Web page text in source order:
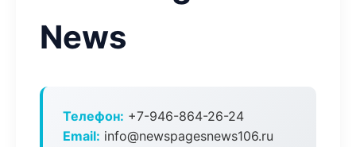
News
Телефон: +7-946-864-26-24
Email: info@newspagesnews106.ru